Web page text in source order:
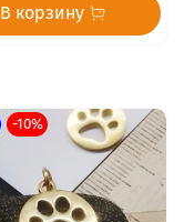
В корзину
-10%